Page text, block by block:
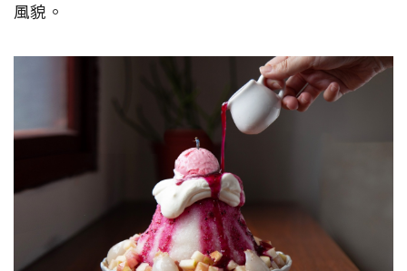
風貌。